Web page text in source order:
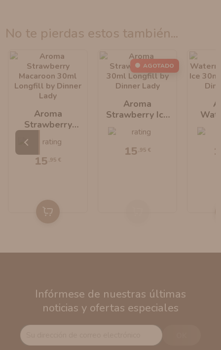
no te pierdas estos también...
Aroma
Strawberry
Macaroon 30ml
Longfill By
Dinner Lady
15 ,95 €
Aroma
Strawberry Ice
Dinner Lady
15 ,95 €
AGOTADO
Infórmese de nuestras últimas
noticias y ofertas especiales